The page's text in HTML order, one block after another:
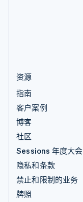
资源
指南
客户案例
博客
社区
Sessions 年度大会
隐私和条款
禁止和限制的业务
牌照